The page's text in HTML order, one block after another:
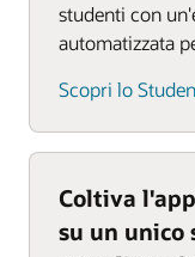
studenti con
automatizzata
Scopri lo
Coltiva
su un